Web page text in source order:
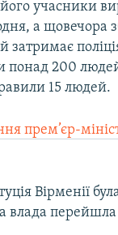
його учасники
а щовечора
затримає
понад 200
15 людей.
прем’єр-
Вірменії
влада